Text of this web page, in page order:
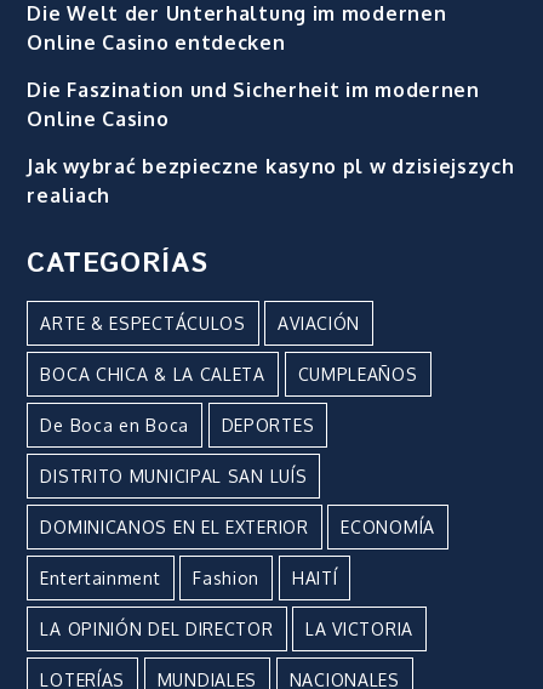
Die Welt der Unterhaltung im modernen
Online Casino entdecken
Die Faszination und Sicherheit im modernen
Online Casino
Jak wybrać bezpieczne kasyno pl w dzisiejszych
realiach
CATEGORÍAS
ARTE & ESPECTÁCULOS AVIACIÓN
BOCA CHICA & LA CALETA CUMPLEAÑOS
De Boca en Boca DEPORTES
DISTRITO MUNICIPAL SAN LUÍS
DOMINICANOS EN EL EXTERIOR ECONOMÍA
Entertainment Fashion HAITÍ
LA OPINIÓN DEL DIRECTOR LA VICTORIA
LOTERÍAS MUNDIALES NACIONALES